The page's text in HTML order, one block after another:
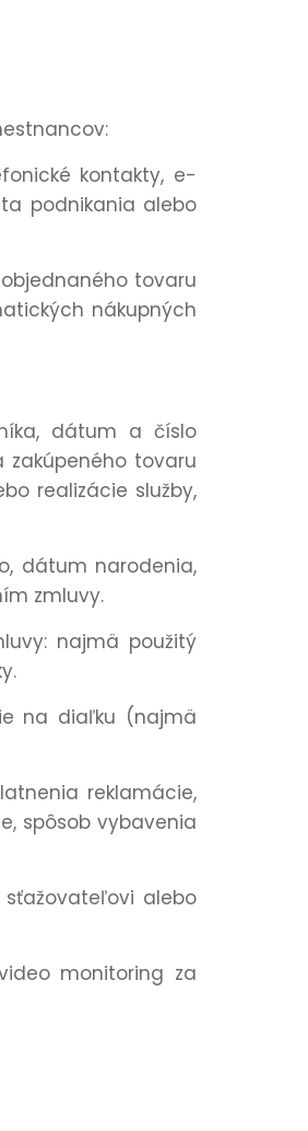
kontakty, e-
podnikania alebo
tovaru
nákupných
dátum a číslo
tovaru
realizácie služby,
dátum narodenia,
zmluvy.
najmä použitý
na diaľku (najmä
reklamácie,
spôsob vybavenia
alebo
monitoring za